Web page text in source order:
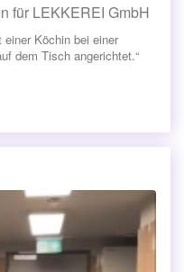
für LEKKEREI GmbH
Köchin bei einer
dem Tisch angerichtet.“